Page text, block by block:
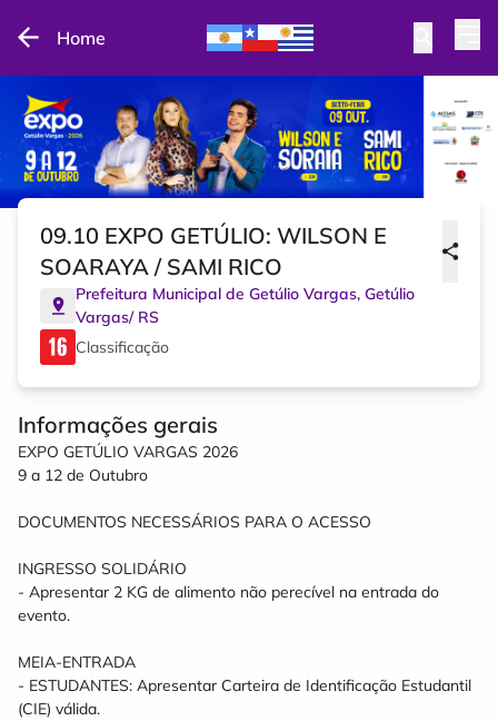
Home
09.10 EXPO GETÚLIO: WILSON E
SOARAYA / SAMI RICO
Prefeitura Municipal de Getúlio Vargas, Getúlio
Vargas/ RS
Classificação
Informações gerais
EXPO GETÚLIO VARGAS 2026
9 a 12 de Outubro
DOCUMENTOS NECESSÁRIOS PARA O ACESSO
INGRESSO SOLIDÁRIO
- Apresentar 2 KG de alimento não perecível na entrada do
evento.
MEIA-ENTRADA
- ESTUDANTES: Apresentar Carteira de Identificação Estudantil
(CIE) válida.